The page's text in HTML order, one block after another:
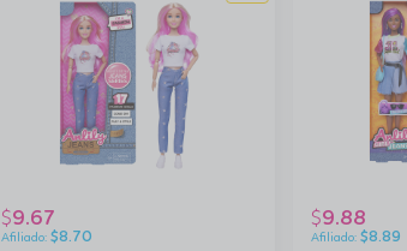
$9.67
$8.70
$9.88
$8.89